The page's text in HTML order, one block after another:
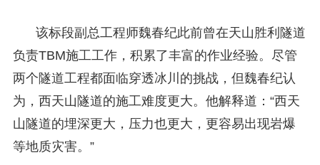
该标段副总工程师魏春纪此前曾在天山胜利隧道
负责TBM施工工作，积累了丰富的作业经验。尽管
两个隧道工程都面临穿透冰川的挑战，但魏春纪认
为，西天山隧道的施工难度更大。他解释道：“西天
山隧道的埋深更大，压力也更大，更容易出现岩爆
等地质灾害。”